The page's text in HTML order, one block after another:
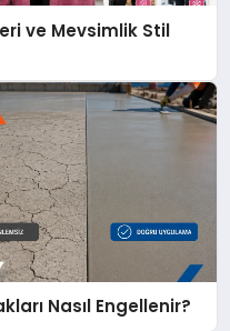
ve Mevsimlik Stil
Nasıl Engellenir?